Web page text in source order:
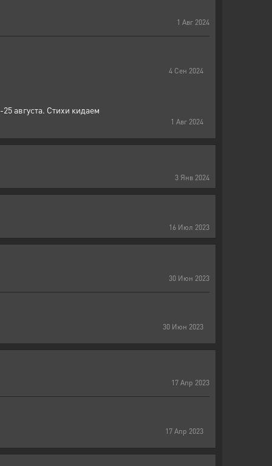
1 Авг 2024
4 Сен 2024
1 Авг 2024
августа. Стихи кидаем
3 Янв 2024
16 Июл 2023
30 Июн 2023
30 Июн 2023
17 Апр 2023
17 Апр 2023